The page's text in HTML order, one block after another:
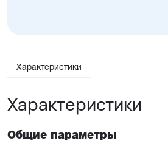
Характеристики
Характеристики
Общие параметры